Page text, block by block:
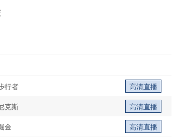
行者
高清直播
克斯
高清直播
金
高清直播